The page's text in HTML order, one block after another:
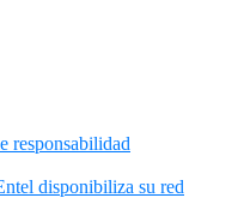
responsabilidad